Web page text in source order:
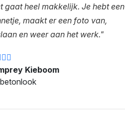
gaat heel makkelijk. Je hebt een
maakt er een foto van,
en weer aan het werk."
Kieboom